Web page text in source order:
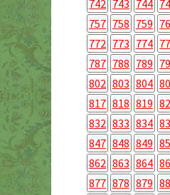
742 743 744
757 758 759
772 773 774
787 788 789
802 803 804
817 818 819
832 833 834
847 848 849
862 863 864
877 878 879